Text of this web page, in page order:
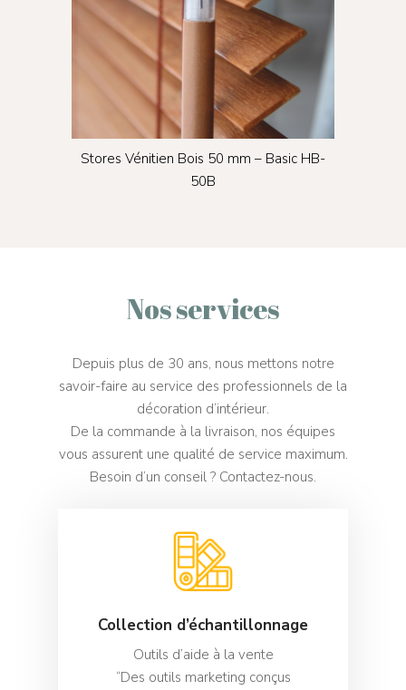
Stores Vénitien Bois 50 mm – Basic HB-
50B
Nos services
Depuis plus de 30 ans, nous mettons notre
savoir-faire au service des professionnels de la
décoration d’intérieur.
De la commande à la livraison, nos équipes
vous assurent une qualité de service maximum.
Besoin d’un conseil ? Contactez-nous.
Collection d’échantillonnage
Outils d’aide à la vente
“Des outils marketing conçus
Autres profilés
Fenêtre de toit
Stores Bandes
Stores Jour / Nuit
Stores Bateaux
Stores
Motorisation et
Échantillonnage
SD Déco
SD Bâti
Contact
Mon compte